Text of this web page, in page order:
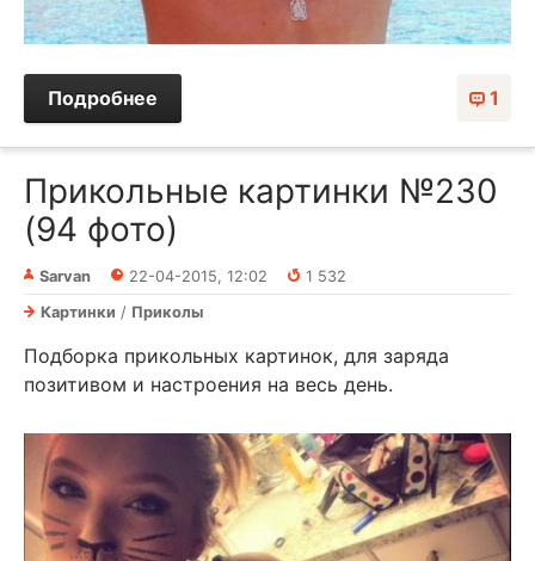
1
Подробнее
Прикольные картинки №230
(94 фото)
Sarvan 22-04-2015, 12:02
1 532
Картинки / Приколы
Подборка прикольных картинок, для заряда
позитивом и настроения на весь день.